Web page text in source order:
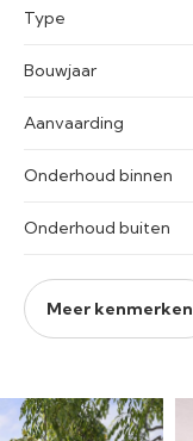
Type
Bouwjaar
Aanvaarding
Onderhoud binnen
Onderhoud buiten
Meer kenmerken